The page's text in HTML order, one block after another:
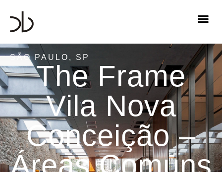
SÃO PAULO, SP
The Frame
Vila Nova
Conceição –
Áreas Comuns